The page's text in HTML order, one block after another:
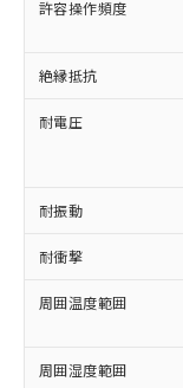
許容操作頻度
絶縁抵抗
耐電圧
耐振動
耐衝撃
周囲温度範囲
周囲湿度範囲
以下の条
本
商
(税
当
こ
在
記
タ
覧
準
対応予定
非含有に
定はありま
調査・確
非含有の
非該当品
害物質有
仕入先様
いたもの
むを得ず
*EU RoHS指令
鉛(Pb)
六価クロム
「○」：
基準値以
「×」：
基準値を
「－」：
*中国
Pb(鉛)
ム) : 100ppm、
当
為
（
ま
国
可)